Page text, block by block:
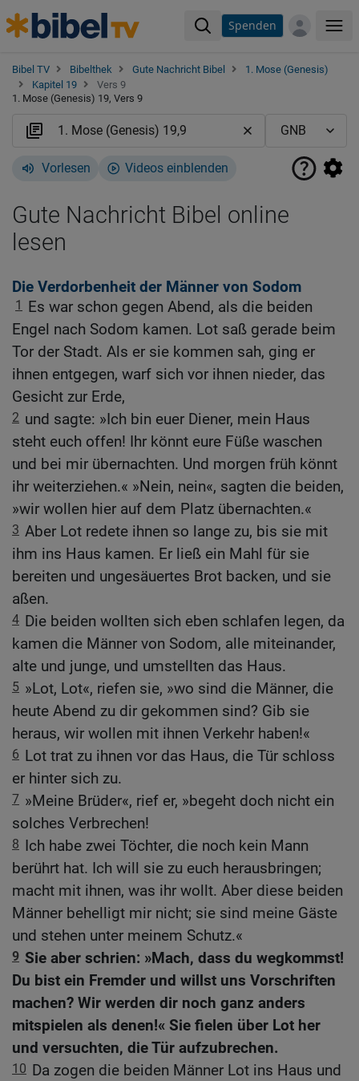
Spenden
Bibel TV Bibelthek Gute Nachricht Bibel
1. Mose (Genesis)
Kapitel 19
Vers 9
1. Mose (Genesis) 19, Vers 9
Vorlesen Videos einblenden
Gute Nachricht Bibel online
lesen
Die Verdorbenheit der Männer von Sodom
1
Es war schon gegen Abend, als die beiden
Engel nach Sodom kamen. Lot saß gerade beim
Tor der Stadt. Als er sie kommen sah, ging er
ihnen entgegen, warf sich vor ihnen nieder, das
Gesicht zur Erde,
2 und sagte: »Ich bin euer Diener, mein Haus
steht euch offen! Ihr könnt eure Füße waschen
und bei mir übernachten. Und morgen früh könnt
ihr weiterziehen.« »Nein, nein«, sagten die beiden,
»wir wollen hier auf dem Platz übernachten.«
3 Aber Lot redete ihnen so lange zu, bis sie mit
ihm ins Haus kamen. Er ließ ein Mahl für sie
bereiten und ungesäuertes Brot backen, und sie
aßen.
4 Die beiden wollten sich eben schlafen legen, da
kamen die Männer von Sodom, alle miteinander,
alte und junge, und umstellten das Haus.
5 »Lot, Lot«, riefen sie, »wo sind die Männer, die
heute Abend zu dir gekommen sind? Gib sie
heraus, wir wollen mit ihnen Verkehr haben!«
6 Lot trat zu ihnen vor das Haus, die Tür schloss
er hinter sich zu.
7 »Meine Brüder«, rief er, »begeht doch nicht ein
solches Verbrechen!
8 Ich habe zwei Töchter, die noch kein Mann
berührt hat. Ich will sie zu euch herausbringen;
macht mit ihnen, was ihr wollt. Aber diese beiden
Männer behelligt mir nicht; sie sind meine Gäste
und stehen unter meinem Schutz.«
9 Sie aber schrien: »Mach, dass du wegkommst!
Du bist ein Fremder und willst uns Vorschriften
machen? Wir werden dir noch ganz anders
mitspielen als denen!« Sie fielen über Lot her
und versuchten, die Tür aufzubrechen.
10 Da zogen die beiden Männer Lot ins Haus und